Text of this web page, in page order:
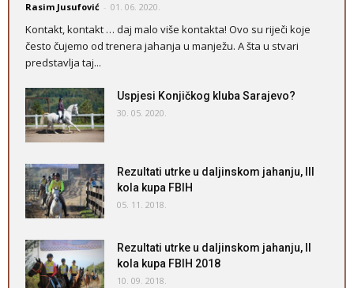
Rasim Jusufović - 01. 06. 2020.
Kontakt, kontakt … daj malo više kontakta! Ovo su riječi koje
često čujemo od trenera jahanja u manježu. A šta u stvari
predstavlja taj...
Uspjesi Konjičkog kluba Sarajevo?
30. 05. 2020.
Rezultati utrke u daljinskom jahanju, III
kola kupa FBIH
05. 11. 2018.
Rezultati utrke u daljinskom jahanju, II
kola kupa FBIH 2018
10. 09. 2018.